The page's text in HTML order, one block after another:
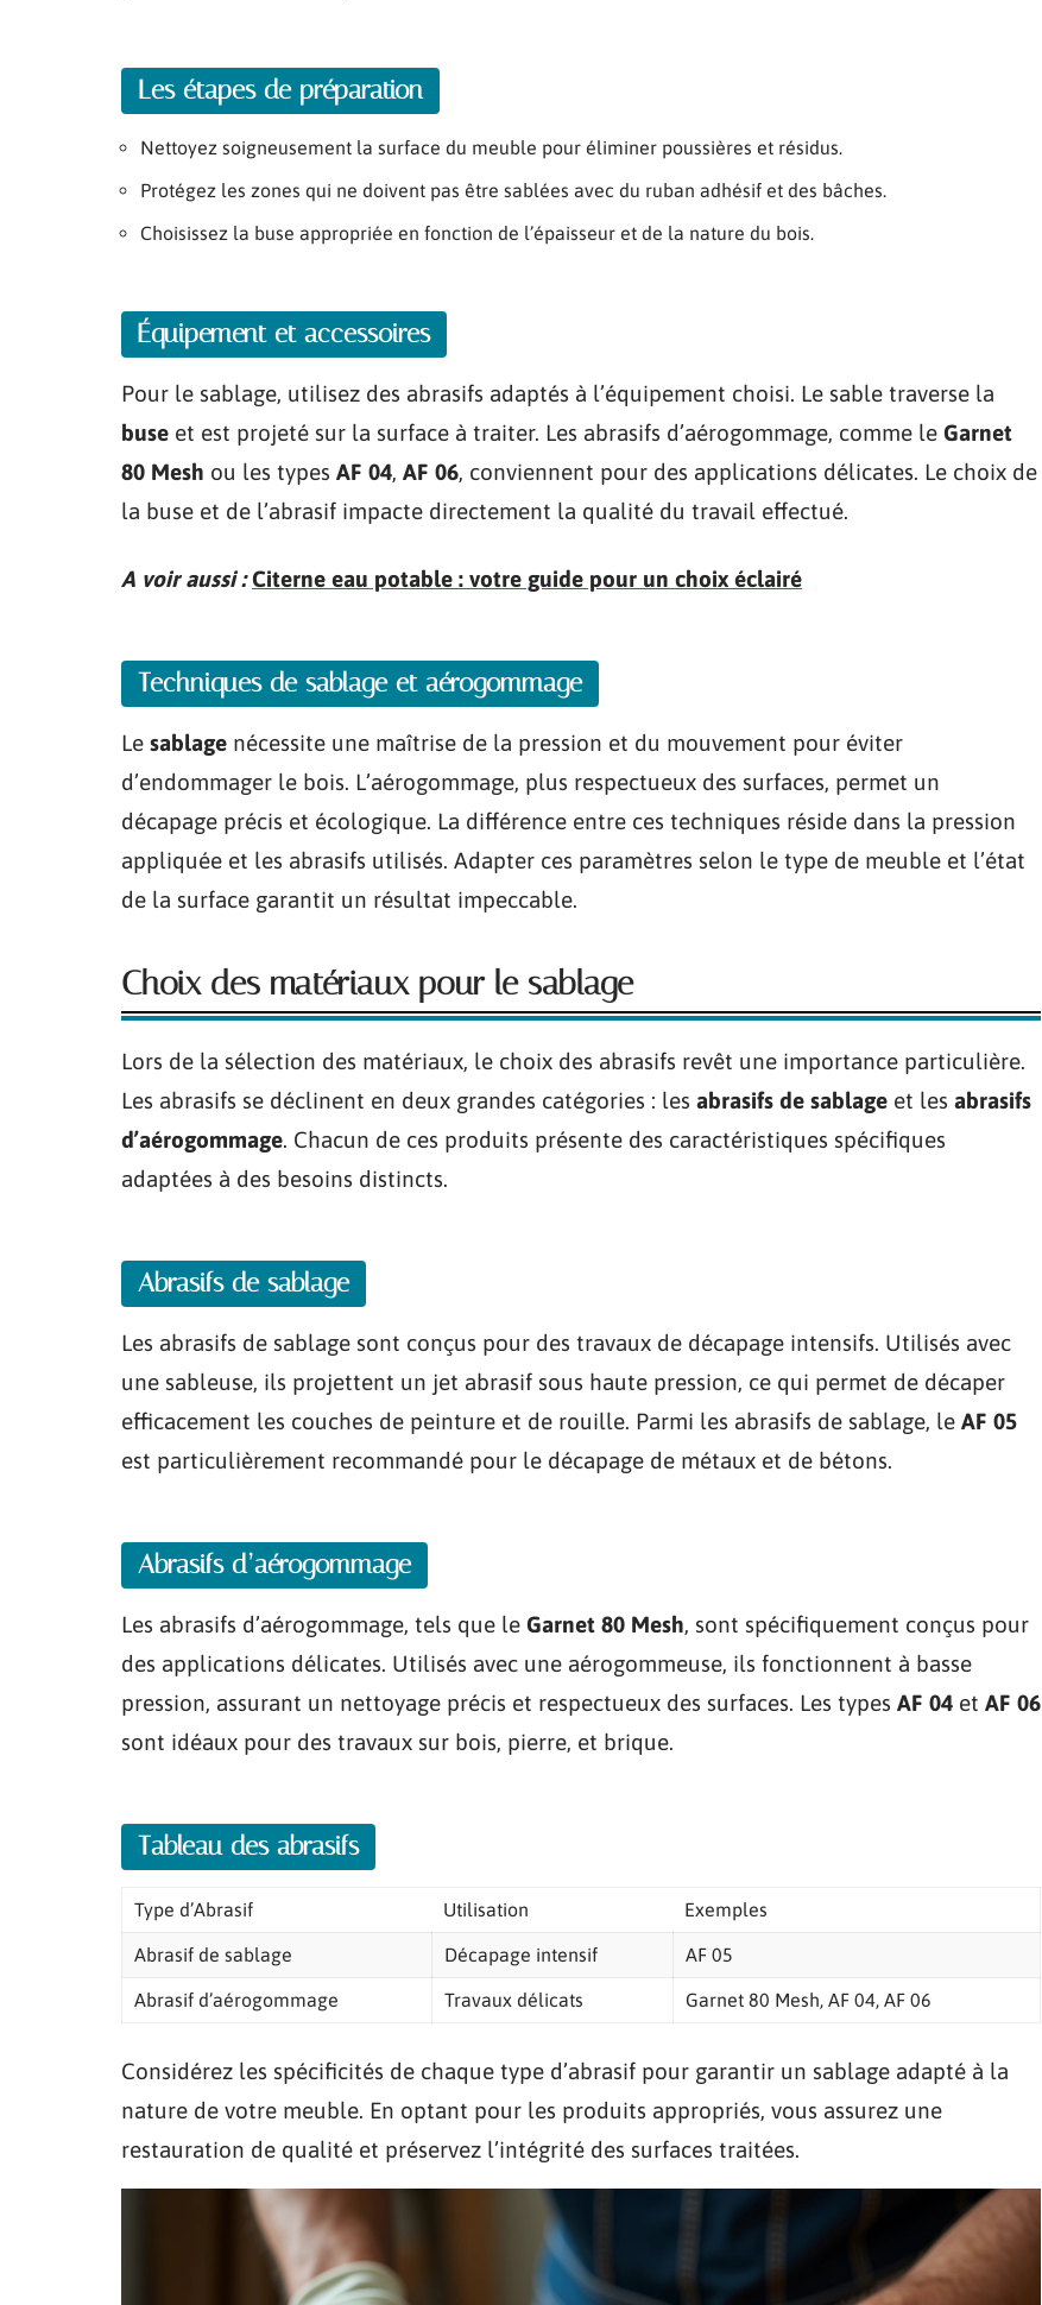
Les étapes de préparation
Nettoyez soigneusement la surface du meuble pour éliminer poussières et résidus.
Protégez les zones qui ne doivent pas être sablées avec du ruban adhésif et des bâches.
Choisissez la buse appropriée en fonction de l’épaisseur et de la nature du bois.
Équipement et accessoires
Pour le sablage, utilisez des abrasifs adaptés à l’équipement choisi. Le sable traverse la
buse et est projeté sur la surface à traiter. Les abrasifs d’aérogommage, comme le Garnet
80 Mesh ou les types AF 04, AF 06, conviennent pour des applications délicates. Le choix de
la buse et de l’abrasif impacte directement la qualité du travail effectué.
A voir aussi : Citerne eau potable : votre guide pour un choix éclairé
Techniques de sablage et aérogommage
Le sablage nécessite une maîtrise de la pression et du mouvement pour éviter
d’endommager le bois. L’aérogommage, plus respectueux des surfaces, permet un
décapage précis et écologique. La différence entre ces techniques réside dans la pression
appliquée et les abrasifs utilisés. Adapter ces paramètres selon le type de meuble et l’état
de la surface garantit un résultat impeccable.
Choix des matériaux pour le sablage
Lors de la sélection des matériaux, le choix des abrasifs revêt une importance particulière.
Les abrasifs se déclinent en deux grandes catégories : les abrasifs de sablage et les abrasifs
d’aérogommage. Chacun de ces produits présente des caractéristiques spécifiques
adaptées à des besoins distincts.
Abrasifs de sablage
Les abrasifs de sablage sont conçus pour des travaux de décapage intensifs. Utilisés avec
une sableuse, ils projettent un jet abrasif sous haute pression, ce qui permet de décaper
efficacement les couches de peinture et de rouille. Parmi les abrasifs de sablage, le AF 05
est particulièrement recommandé pour le décapage de métaux et de bétons.
Abrasifs d’aérogommage
Les abrasifs d’aérogommage, tels que le Garnet 80 Mesh, sont spécifiquement conçus pour
des applications délicates. Utilisés avec une aérogommeuse, ils fonctionnent à basse
pression, assurant un nettoyage précis et respectueux des surfaces. Les types AF 04 et AF 06
sont idéaux pour des travaux sur bois, pierre, et brique.
Tableau des abrasifs
Type d’Abrasif Utilisation Exemples
Abrasif de sablage Décapage intensif AF 05
Abrasif d’aérogommage Travaux délicats Garnet 80 Mesh, AF 04, AF 06
Considérez les spécificités de chaque type d’abrasif pour garantir un sablage adapté à la
nature de votre meuble. En optant pour les produits appropriés, vous assurez une
restauration de qualité et préservez l’intégrité des surfaces traitées.